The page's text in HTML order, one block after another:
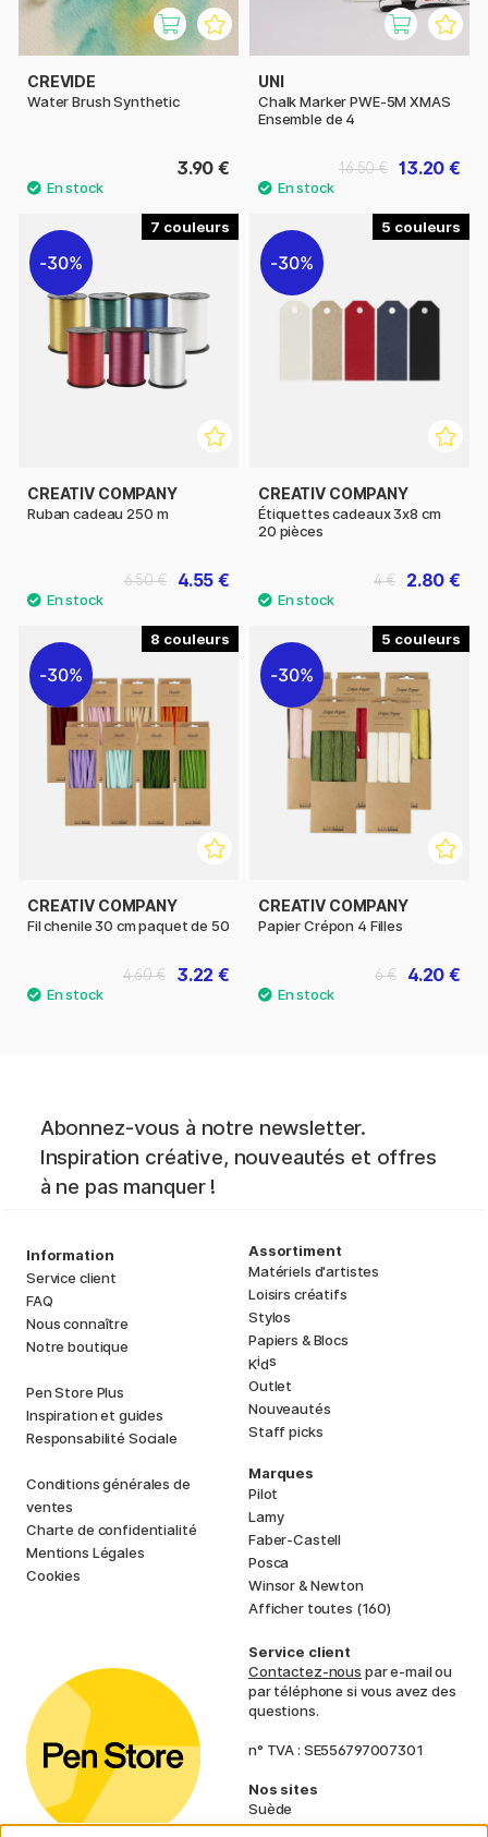
CREVIDE
Water Brush Synthetic
3.90 €
UNI
Chalk Marker PWE-5M XMAS
Ensemble de 4
13.20 €
16.50 €
7
30%
CREATIV COMPANY
Ruban cadeau 250 m
4.55 €
6.50 €
5
30%
CREATIV COMPANY
Étiquettes cadeaux 3x8 cm
20 pièces
2.80 €
4 €
8
30%
CREATIV COMPANY
Fil chenile 30 cm paquet de 50
3.22 €
4.60 €
5
30%
CREATIV COMPANY
Papier Crépon 4 Filles
4.20 €
6 €
Abonnez-vous à notre newsletter.
Inspiration créative, nouveautés et offres
à ne pas manquer !
Information
Service client
FAQ
Nous connaître
Notre boutique
Pen Store Plus
Inspiration et guides
Responsabilité Sociale
Conditions générales de
ventes
Charte de confidentialité
Mentions Légales
Cookies
Assortiment
Matériels d'artistes
Loisirs créatifs
Stylos
Papiers & Blocs
Kids
Outlet
Nouveautés
Staff picks
Marques
Pilot
Lamy
Faber-Castell
Posca
Winsor & Newton
Afficher toutes (160)
Service client
Contactez-nous par e-mail ou
par téléphone si vous avez des
questions.
n° TVA : SE556797007301
Nos sites
Suède
Norvège